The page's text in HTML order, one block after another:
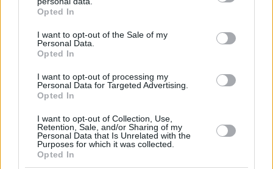
grant or deny consent to Google and its third-party tags to
use your data for below specified purposes in below Google
consent section.
Opted In
I want to opt-out of the Sale of my
Personal Data.
Opted In
I want to opt-out of processing my
Personal Data for Targeted Advertising.
Opted In
I want to opt-out of Collection, Use,
Retention, Sale, and/or Sharing of my
Personal Data that Is Unrelated with the
Purposes for which it was collected.
Opted In
Best of Network